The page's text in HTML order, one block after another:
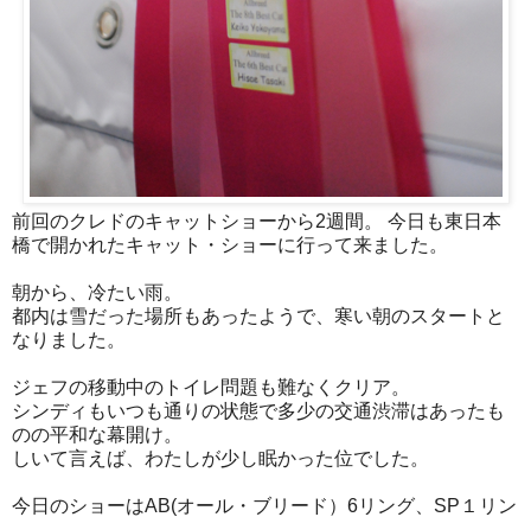
前回のクレドのキャットショーから2週間。
今日も東日本
橋で開かれたキャット・ショーに行って来ました。
朝から、冷たい雨。
都内は雪だった場所もあったようで、寒い朝のスタートと
なりました。
ジェフの移動中のトイレ問題も難なくクリア。
シンディもいつも通りの状態で多少の交通渋滞はあったも
のの平和な幕開け。
しいて言えば、わたしが少し眠かった位でした。
今日のショーはAB(オール・ブリード）6リング、SP１リン